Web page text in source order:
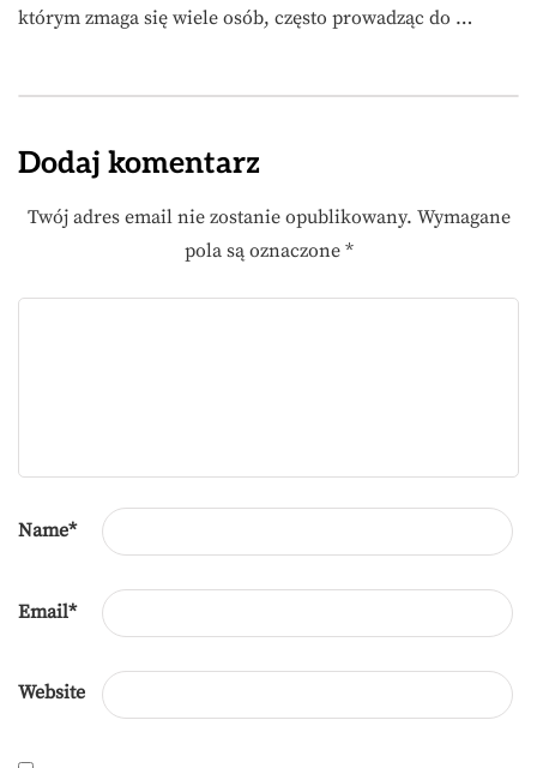
którym zmaga się wiele osób, często prowadząc do …
Dodaj komentarz
Twój adres email nie zostanie opublikowany. Wymagane
pola są oznaczone *
Name*
Email*
Website